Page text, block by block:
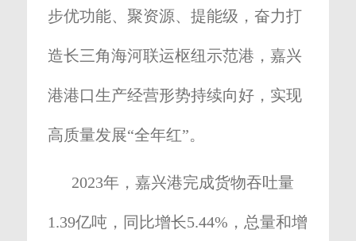
步优功能、聚资源、提能级，奋力打
造长三角海河联运枢纽示范港，嘉兴
港港口生产经营形势持续向好，实现
高质量发展“全年红”。
2023年，嘉兴港完成货物吞吐量
1.39亿吨，同比增长5.44%，总量和增